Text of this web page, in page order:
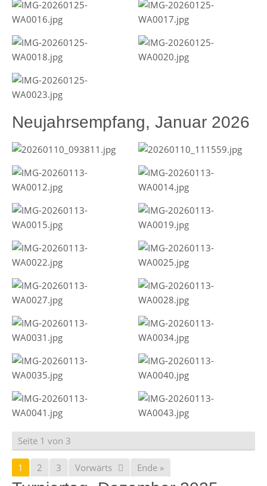
Neujahrsempfang, Januar 2026
Seite 1 von 3
1 2 3 Vorwärts Ende »